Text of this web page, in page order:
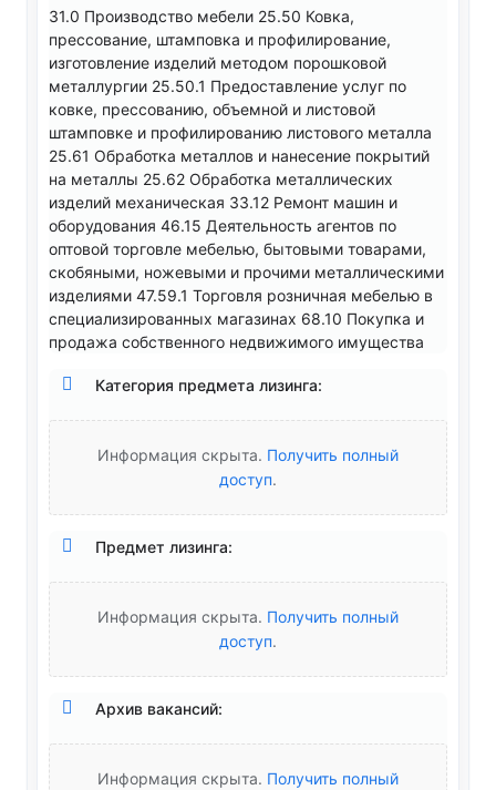
31.0 Производство мебели 25.50 Ковка,
прессование, штамповка и профилирование,
изготовление изделий методом порошковой
металлургии 25.50.1 Предоставление услуг по
ковке, прессованию, объемной и листовой
штамповке и профилированию листового металла
25.61 Обработка металлов и нанесение покрытий
на металлы 25.62 Обработка металлических
изделий механическая 33.12 Ремонт машин и
оборудования 46.15 Деятельность агентов по
оптовой торговле мебелью, бытовыми товарами,
скобяными, ножевыми и прочими металлическими
изделиями 47.59.1 Торговля розничная мебелью в
специализированных магазинах 68.10 Покупка и
продажа собственного недвижимого имущества
Категория предмета лизинга:
Информация скрыта. Получить полный
доступ.
Предмет лизинга:
Информация скрыта. Получить полный
доступ.
Архив вакансий:
Информация скрыта. Получить полный